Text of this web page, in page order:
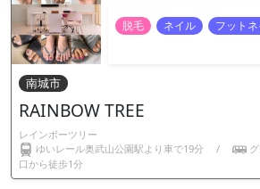
脱毛 ネイル フット
南城市
RAINBOW TREE
レインボーツリー
ゆいレール奥武山公園駅より車で19分
/
口から徒歩1分